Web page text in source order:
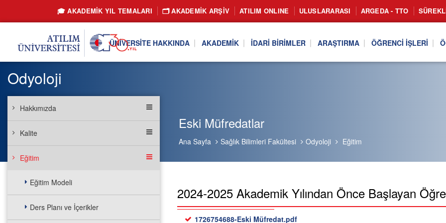
🎓 AKADEMİK YIL TEMALARI 🗂️ AKADEMIK ARŞIV ATILIM ONLINE ULUSLARARASI ARGEDA - TTO
ÜNIVERSITE HAKKINDA AKADEMIK İDARI BIRIMLER ARAŞTIRMA ÖĞRENCI İŞLERI
Eski Müfredatlar
Ana Sayfa Sağlık Bilimleri Fakültesi Odyoloji Eğitim
Odyoloji
Hakkımızda
Kalite
Eğitim
Eğitim Modeli
Ders Planı ve İçerikler
2024-2025 Akademik Yılından Önce Başlayan
1726754688-Eski Müfredat.pdf